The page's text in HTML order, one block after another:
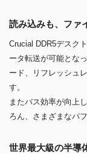
読み込みも、ファ
Crucial DDR5デスク
ータ転送が可能とな
ード、リフレッシュ
す。
またバス効率が向上
ろん、さまざまなパ
世界最大級の半